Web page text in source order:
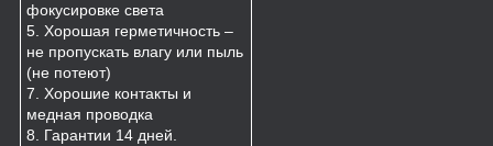
фокусировке света
5. Хорошая герметичность –
не пропускать влагу или пыль
(не потеют)
7. Хорошие контакты и
медная проводка
8. Гарантии 14 дней.